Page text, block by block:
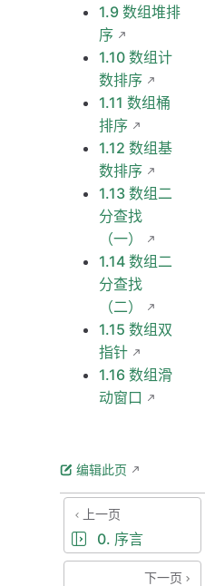
1.9 数组堆排
序
1.10 数组计
数排序
1.11 数组桶
排序
1.12 数组基
数排序
1.13 数组二
分查找
（一）
1.14 数组二
分查找
（二）
1.15 数组双
指针
1.16 数组滑
动窗口
编辑此页
上一页
0. 序言
下一页